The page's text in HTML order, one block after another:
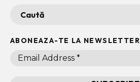
ABONEAZA-TE LA NEWSLETTER